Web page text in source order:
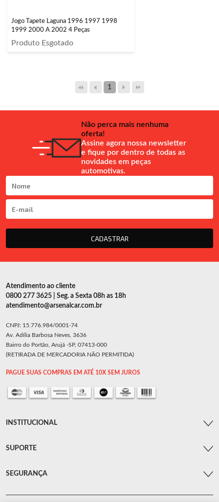
Jogo Tapete Laguna 1996 1997 1998
1999 2000 A 2002 4 Peças
Produto Esgotado
1
Não perca mais nenhuma
oferta!
Assine agora nossa newsletter
e fique por dentro de todas as
novidades em peças
automotivas.
CADASTRAR
Atendimento ao cliente
0800 277 3625 | Seg. a Sexta 08h as 18h
atendimento@arsenalcar.com.br
CNPJ: 15.776.984/0001-74
Av. Adília Barbosa Neves, 3636
Bairro do Portão, Arujá -SP, 07413-000
(RETIRADA DE MERCADORIA NÃO PERMITIDA)
PAGUE SUAS COMPRAS EM ATÉ 10X SEM JUROS
INSTITUCIONAL
SUPORTE
SEGURANÇA